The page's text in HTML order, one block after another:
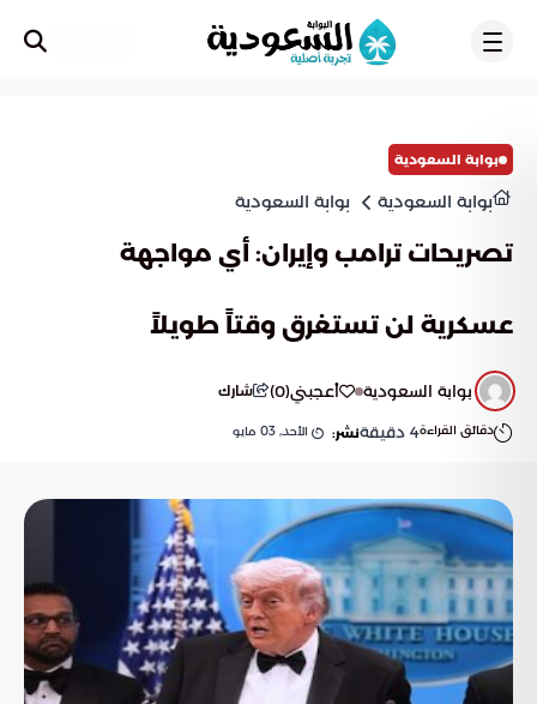
بوابة السعودية
بوابة السعودية بوابة السعودية
تصريحات ترامب وإيران: أي مواجهة
عسكرية لن تستغرق وقتاً طويلاً
بوابة السعودية أعجبني(
0
) شارك
دقائق القراءة4 دقيقةنشر: الأحد, 03 مايو